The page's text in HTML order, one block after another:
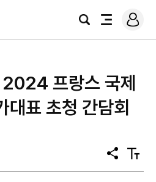
검
전
로
그
프랑스 국제
대표 초청 간담회
공
유
텍
스